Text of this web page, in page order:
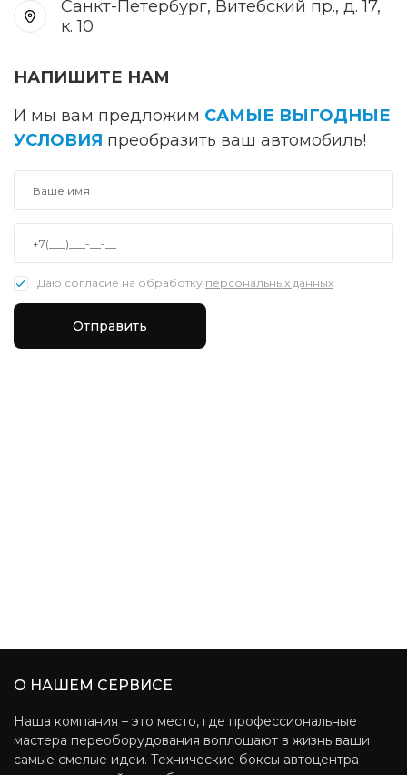
Санкт-Петербург, Витебский пр., д. 17,
к. 10
НАПИШИТЕ НАМ
И мы вам предложим САМЫЕ ВЫГОДНЫЕ
УСЛОВИЯ преобразить ваш автомобиль!
Даю согласие на обработку персональных данных
Отправить
О НАШЕМ СЕРВИСЕ
Наша компания – это место, где профессиональные
мастера переоборудования воплощают в жизнь ваши
самые смелые идеи. Технические боксы автоцентра